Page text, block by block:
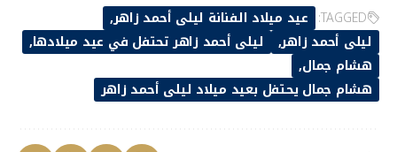
TAGGED: عيد ميلاد الفنانة ليلى أحمد زاهر
ليلى أحمد زاهر
ليلى أحمد زاهر تحتفل في عيد ميلادها
هشام جمال
هشام جمال يحتفل بعيد ميلاد ليلى أحمد زاهر